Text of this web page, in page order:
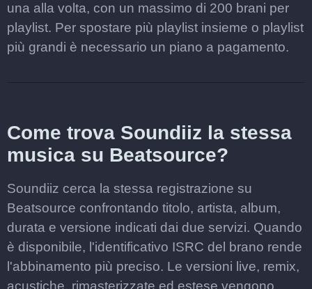
una alla volta, con un massimo di 200 brani per
playlist. Per spostare più playlist insieme o playlist
più grandi è necessario un piano a pagamento.
Come trova Soundiiz la stessa
musica su Beatsource?
Soundiiz cerca la stessa registrazione su
Beatsource confrontando titolo, artista, album,
durata e versione indicati dai due servizi. Quando
è disponibile, l'identificativo ISRC del brano rende
l'abbinamento più preciso. Le versioni live, remix,
acustiche, rimasterizzate ed estese vengono